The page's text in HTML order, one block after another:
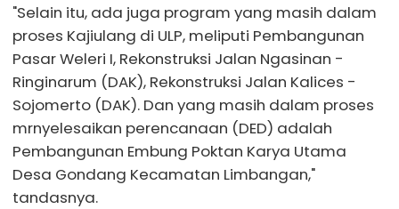
"Selain itu, ada juga program yang masih dalam
proses Kajiulang di ULP, meliputi Pembangunan
Pasar Weleri I, Rekonstruksi Jalan Ngasinan -
Ringinarum (DAK), Rekonstruksi Jalan Kalices -
Sojomerto (DAK). Dan yang masih dalam proses
mrnyelesaikan perencanaan (DED) adalah
Pembangunan Embung Poktan Karya Utama
Desa Gondang Kecamatan Limbangan,"
tandasnya.